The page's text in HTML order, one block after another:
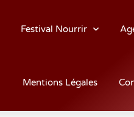
Festival Nourrir
Mentions Légales